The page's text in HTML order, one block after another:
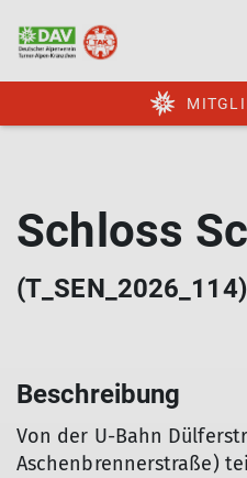
Schloss
(T_SEN_2026_114)
Beschreibung
Von der U-Bahn
Aschenbrennerstraße)